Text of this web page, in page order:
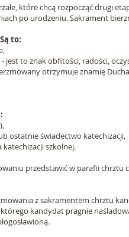
które chcą rozpocząć drugi
po urodzeniu. Sakrament
to:
to znak obfitości, radości,
otrzymuje znamię
ostatnie świadectwo katechizacji,
szkolnej.
przedstawić w parafii chrztu
z sakramentem chrztu
kandydat pragnie